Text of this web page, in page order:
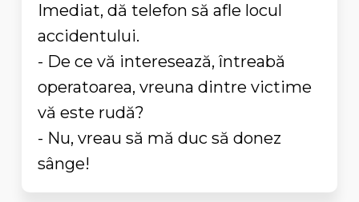
Imediat, dă telefon să afle locul
accidentului.
- De ce vă interesează, întreabă
operatoarea, vreuna dintre victime
vă este rudă?
- Nu, vreau să mă duc să donez
sânge!